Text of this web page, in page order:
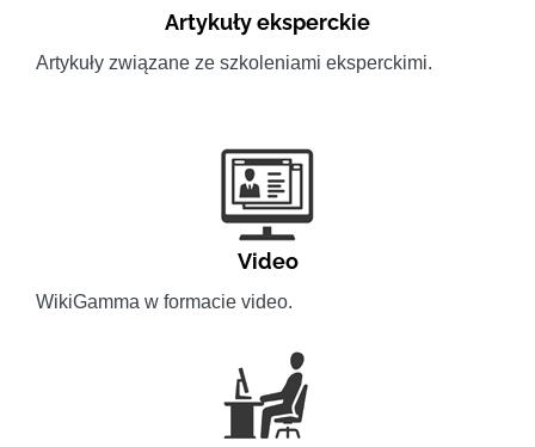
Artykuły eksperckie
Artykuły związane ze szkoleniami eksperckimi.
Video
WikiGamma w formacie video.